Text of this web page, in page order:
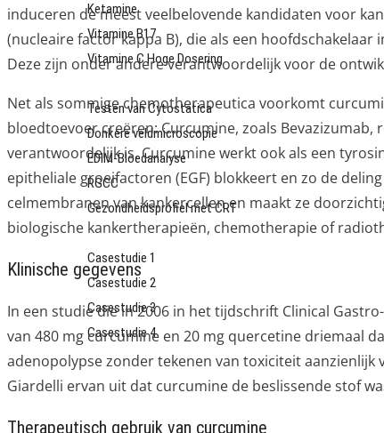
Ketamine
Vitamine B17
Vitamine C Hoge Dosering
Testen van Cytostatica
Donkere veldmicroscopie
EDIM-Bloedanalyse
RGCC
Gezondheidsprofiel met CRT
Meldingen
Casestudie 1
Casestudie 2
Casestudie 3
Casestudie 4
Nieuws
Contact
induceren de meest veelbelovende kandidaten voor
(nucleaire factor kappa B), die als een
Deze zijn onder andere verantwoordelijk voor de
Net als sommige chemotherapeutica voorkomt
bloedtoevoer creëren: Curcumine, zoals
verantwoordelijk is. Curcumine werkt ook als een
epitheliale groeifactoren (EGF) blokkeert en zo de
celmembranen van kankercellen en maakt ze
biologische kankertherapieën, chemotherapie of
Klinische gegevens
In een studie die in 2006 in het tijdschrift Clinical
van 480 mg curcumine en 20 mg quercetine driemaal
adenopolypse zonder tekenen van toxiciteit aanzienlijk
Giardelli ervan uit dat curcumine de beslissende stof
Therapeutisch gebruik van curcumine